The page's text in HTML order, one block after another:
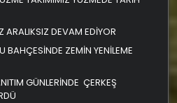
ARALIKSIZ DEVAM EDİYOR
BAHÇESİNDE ZEMİN YENİLEME
GÜNLERİNDE ÇERKEŞ